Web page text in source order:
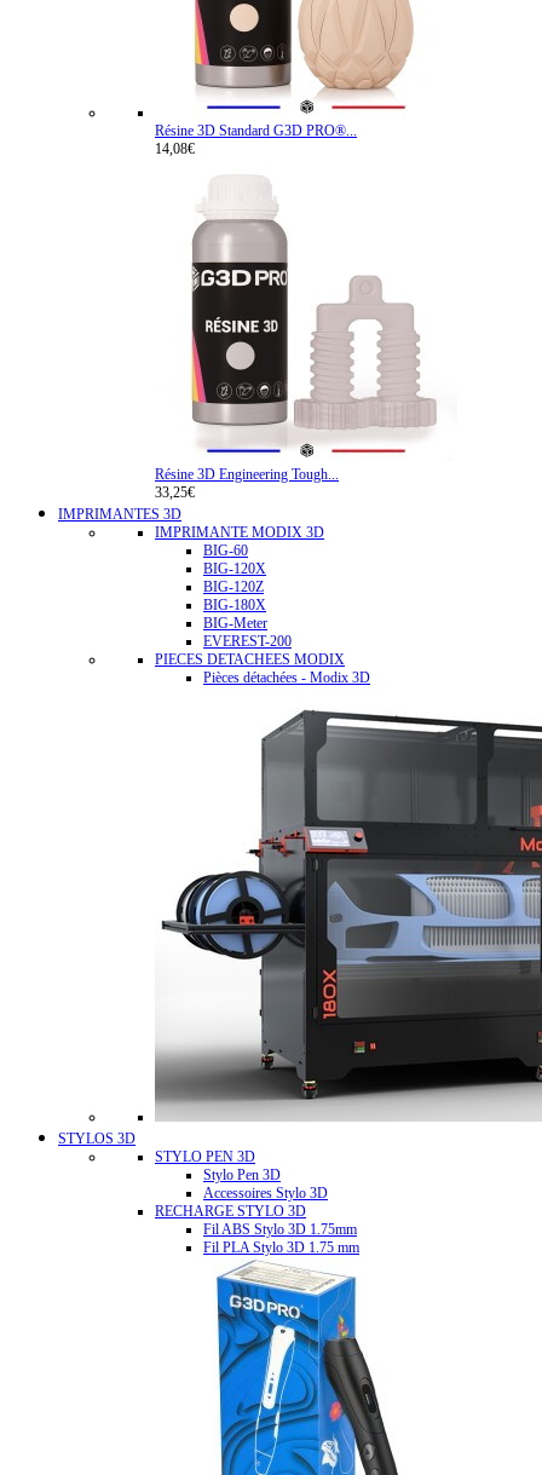
Résine 3D Standard G3D PRO®...
14,08€
Résine 3D Engineering Tough...
33,25€
IMPRIMANTES 3D
IMPRIMANTE MODIX 3D
BIG-60
BIG-120X
BIG-120Z
BIG-180X
BIG-Meter
EVEREST-200
PIECES DETACHEES MODIX
Pièces détachées - Modix 3D
STYLOS 3D
STYLO PEN 3D
Stylo Pen 3D
Accessoires Stylo 3D
RECHARGE STYLO 3D
Fil ABS Stylo 3D 1.75mm
Fil PLA Stylo 3D 1.75 mm